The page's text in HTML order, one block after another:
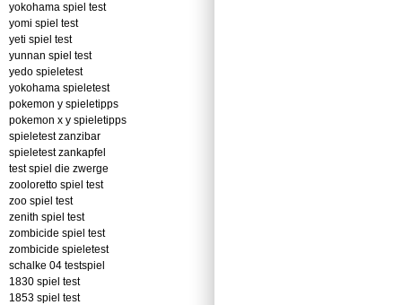
yokohama spiel test
yomi spiel test
yeti spiel test
yunnan spiel test
yedo spieletest
yokohama spieletest
pokemon y spieletipps
pokemon x y spieletipps
spieletest zanzibar
spieletest zankapfel
test spiel die zwerge
zooloretto spiel test
zoo spiel test
zenith spiel test
zombicide spiel test
zombicide spieletest
schalke 04 testspiel
1830 spiel test
1853 spiel test